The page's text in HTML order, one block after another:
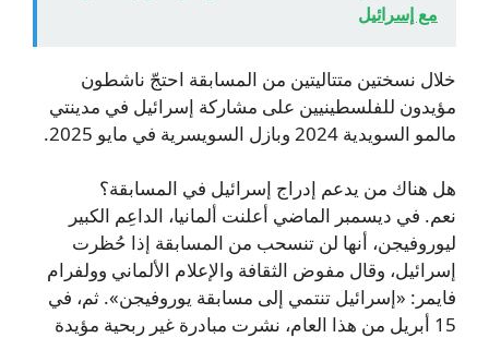
مع إسرائيل
خلال نسختين متتاليتين من المسابقة احتجّ ناشطون
مؤيدون للفلسطينيين على مشاركة إسرائيل في مدينتي
مالمو السويدية 2024 وبازل السويسرية في مايو 2025.
هل هناك من يدعم إدراج إسرائيل في المسابقة؟
نعم. في ديسمبر الماضي أعلنت ألمانيا، الداعِم الكبير
ليوروفيجن، أنها لن تنسحب من المسابقة إذا حُظرت
إسرائيل، وقال مفوض الثقافة والإعلام الألماني وولفرام
فايمر: «إسرائيل تنتمي إلى مسابقة يوروفيجن». ثم، في
15 أبريل من هذا العام، نشرت مبادرة غير ربحية مؤيدة